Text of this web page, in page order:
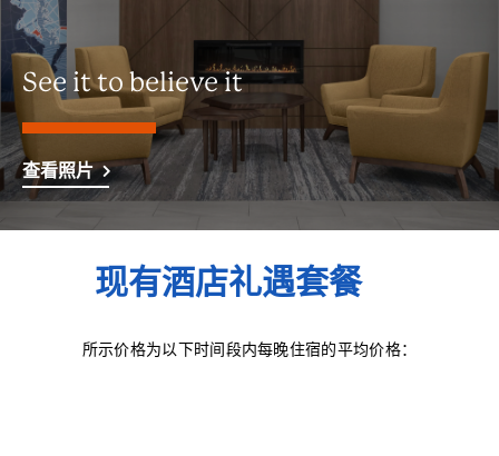
See it to believe it
查看照片
现有酒店礼遇套餐
所示价格为以下时间段内每晚住宿的平均价格：